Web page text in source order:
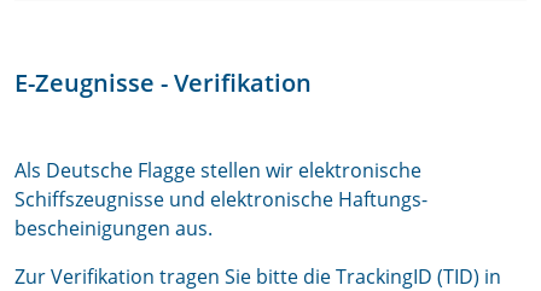
E-Zeugnisse - Verifikation
Als Deutsche Flagge stellen wir elektronische
Schiffszeugnisse und elektronische Haftungs-
bescheinigungen aus.
Zur Verifikation tragen Sie bitte die TrackingID (TID) in